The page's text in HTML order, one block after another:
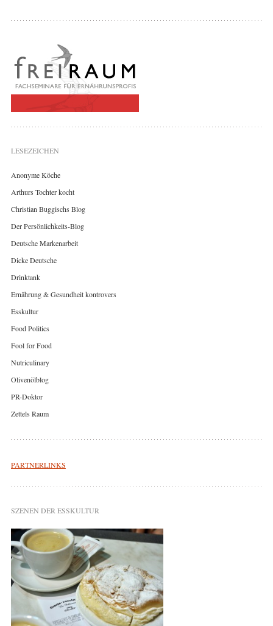
LESEZEICHEN
Anonyme Köche
Arthurs Tochter kocht
Christian Buggischs Blog
Der Persönlichkeits-Blog
Deutsche Markenarbeit
Dicke Deutsche
Drinktank
Ernährung & Gesundheit kontrovers
Esskultur
Food Politics
Fool for Food
Nutriculinary
Olivenölblog
PR-Doktor
Zettels Raum
PARTNERLINKS
SZENEN DER ESSKULTUR